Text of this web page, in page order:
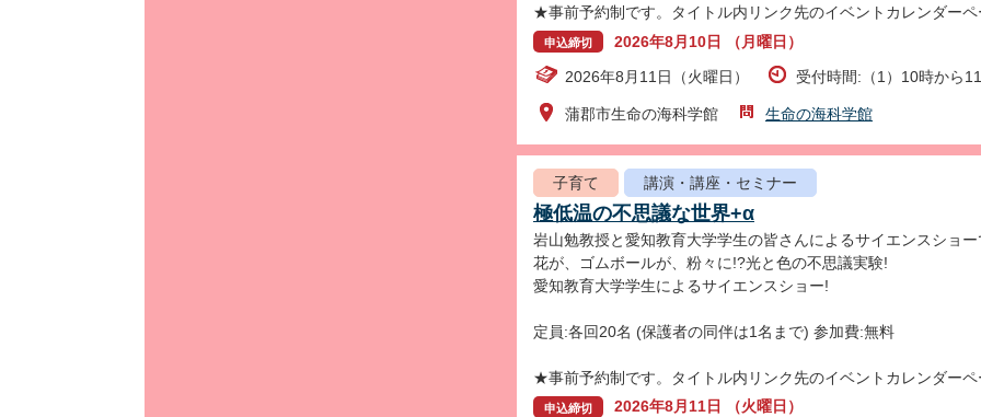
★事前予約制です。タイトル内リンク先のイベントカレンダーペ
申込締切 2026年8月10日 （月曜日）
2026年8月11日（火曜日） 受付時間:（1）10時から
蒲郡市生命の海科学館 生命の海科学館
子育て 講演・講座・セミナー
極低温の不思議な世界+α
岩山勉教授と愛知教育大学学生の皆さんによるサイエンスショー
花が、ゴムボールが、粉々に!?光と色の不思議実験!
愛知教育大学学生によるサイエンスショー!
定員:各回20名 (保護者の同伴は1名まで) 参加費:無料
★事前予約制です。タイトル内リンク先のイベントカレンダーペ
申込締切 2026年8月11日 （火曜日）